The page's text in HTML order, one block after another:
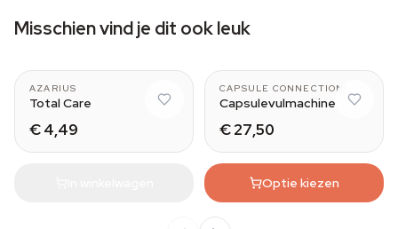
Misschien vind je dit ook leuk
AZARIUS
Total Care
€ 4,49
CAPSULE CONNECTION
Capsulevulmachine
€ 27,50
Optie kiezen